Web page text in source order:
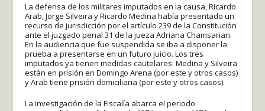
La defensa de los militares imputados en la causa, Ricardo
Arab, Jorge Silveira y Ricardo Medina había presentado un
recurso de jurisdicción por el artículo 239 de la Constitución
ante el juzgado penal 31 de la jueza Adriana Chamsarian.
En la audiencia que fue suspendida se iba a disponer la
prueba a presentarse en un futuro juicio. Los tres
imputados ya tienen medidas cautelares: Medina y Silveira
están en prisión en Domingo Arena (por este y otros casos)
y Arab tiene prisión domiciliaria (por este y otros casos).
La investigación de la Fiscalía abarca el periodo